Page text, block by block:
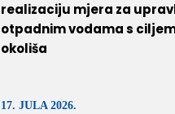
realizaciju mjera za
otpadnim vodama s
okoliša
17. JULA 2026.